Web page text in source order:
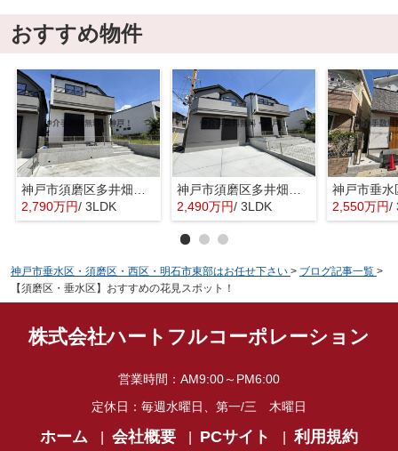
おすすめ物件
神戸市須磨区多井畑 新築戸建B号棟 仲介手数料無料！
2,790万円/ 3LDK
神戸市須磨区多井畑 新築戸建A号棟 仲介手数料無料！
2,490万円/ 3LDK 2,550万円/
神戸市垂水区・須磨区・西区・明石市東部はお任せ下さい > ブログ記事一覧 >
【須磨区・垂水区】おすすめの花見スポット！
株式会社ハートフルコーポレーション
営業時間： AM9:00～PM6:00
定休日： 毎週水曜日、第一/三 木曜日
ホーム 会社概要 PCサイト 利用規約